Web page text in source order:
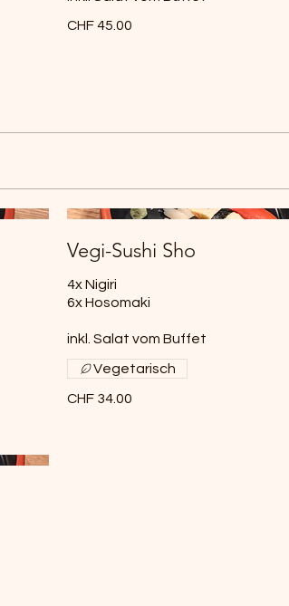
CHF 45.00
Vegi-Sushi Sho
4x Nigiri
6x Hosomaki
inkl. Salat vom Buffet
CHF 34.00
Vegetarisch